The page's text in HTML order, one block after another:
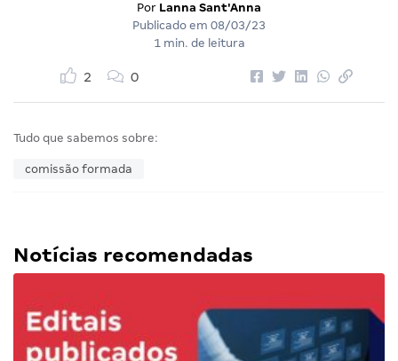
Por Lanna Sant'Anna
Publicado em 08/03/23
1 min. de leitura
2 0
Tudo que sabemos sobre:
comissão formada
Notícias recomendadas